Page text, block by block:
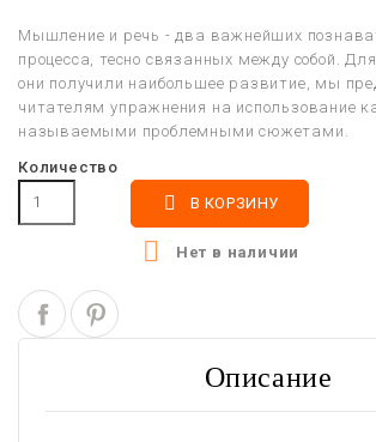
Мышление и речь - два важнейших
процесса, тесно связанных между собой.
они получили наибольшее развитие, мы
читателям упражнения на использование
называемыми проблемными сюжетами.
Количество
 В КОРЗИНУ
 Нет в наличии
Описание